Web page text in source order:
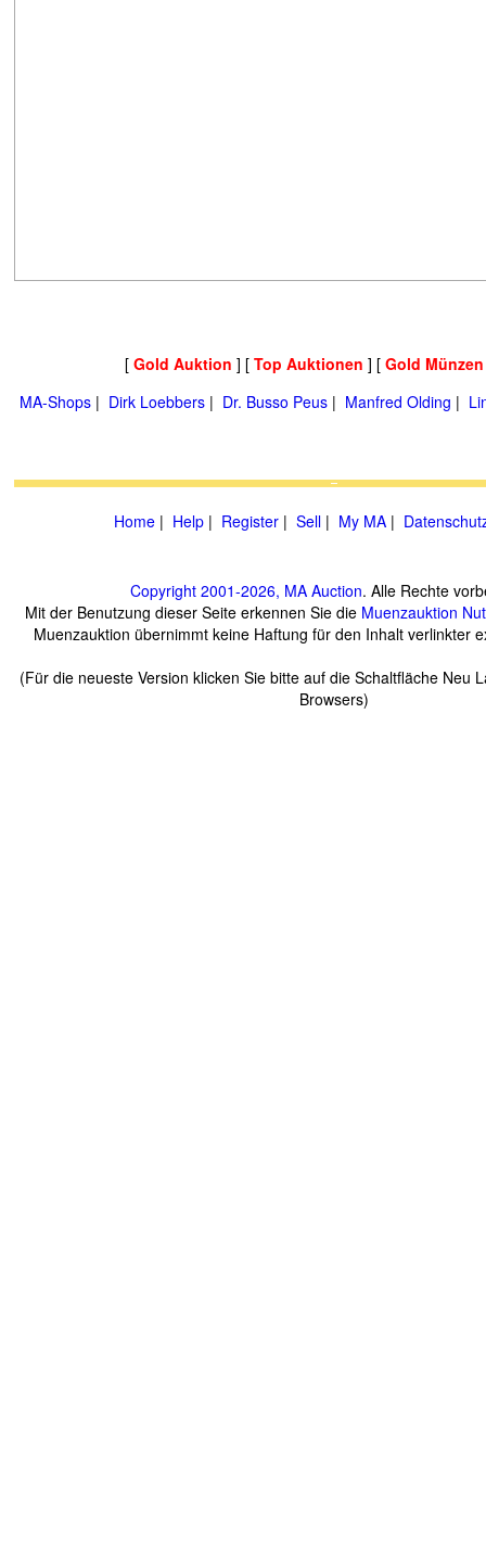
[ Gold Auktion ] [ Top Auktionen ] [ Gold
MA-Shops | Dirk Loebbers | Dr. Busso Peus | Manfred Olding |
Home | Help | Register | Sell | My MA |
Copyright 2001-2026, MA Auction. Alle Rechte
Mit der Benutzung dieser Seite erkennen Sie die Muenzauktion
Muenzauktion übernimmt keine Haftung für den Inhalt verlinkter
(Für die neueste Version klicken Sie bitte auf die Schaltfläche Neu
Browsers)